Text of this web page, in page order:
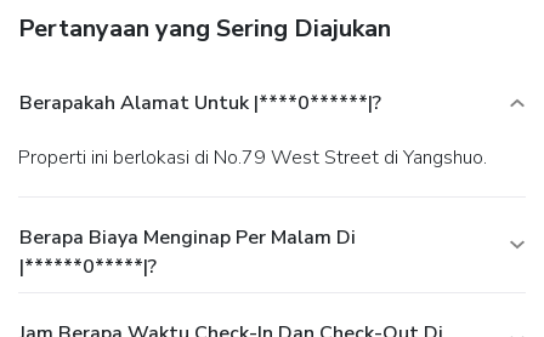
Pertanyaan yang Sering Diajukan
Berapakah Alamat Untuk |****0******|?
Properti ini berlokasi di No.79 West Street di Yangshuo.
Berapa Biaya Menginap Per Malam Di
|******0*****|?